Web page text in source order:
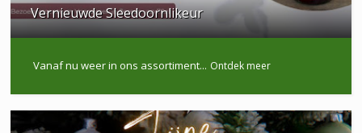
Vernieuwde Sleedoornlikeur
Vanaf nu weer in ons assortiment... Ontdek meer